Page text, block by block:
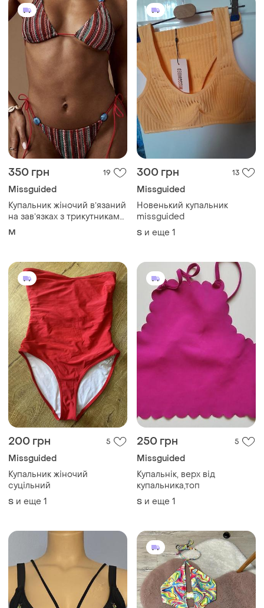
350 грн 19
Missguided
Купальник жіночий вʼязаний
на завʼязках з трикутниками
і бікіні бразиліани
M
300 грн 13
Missguided
Новенький купальник
missguided
S и еще 1
200 грн 5
Missguided
Купальник жіночий
суцільний
S и еще 1
250 грн 5
Missguided
Купальнік, верх від
купальника,топ
S и еще 1